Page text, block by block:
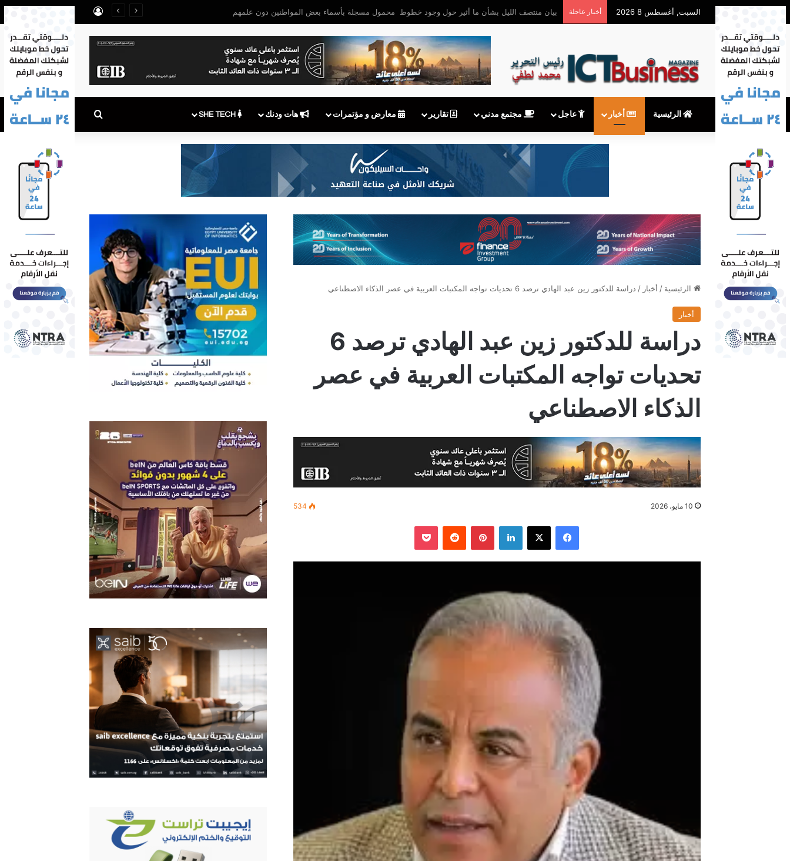
السبت, أغسطس 8 2026 أخبار عاجلة قيادات شركات الاتصالات الأوروبية يطالبون بإطار قانوني موحد لحجب محتوى الاعتداء الجنسي على الأطفال تسجيل الدخول
الرئيسية أخبار عاجل مجتمع مدني تقارير معارض و مؤتمرات هات ودنك بحث عن
الرئيسية / أخبار / دراسة للدكتور زين عبد الهادي ترصد 6 تحديات تواجه المكتبات العربية في عصر الذكاء الاصطناعي
أخبار
دراسة للدكتور زين عبد الهادي ترصد 6
تحديات تواجه المكتبات العربية في عصر
الذكاء الاصطناعي
10 مايو، 2026 534
فيسبوك ‫X لينكدإن بينتيريست
‏Reddit
‫Pocket